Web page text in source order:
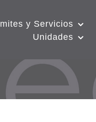
y Servicios
Unidades